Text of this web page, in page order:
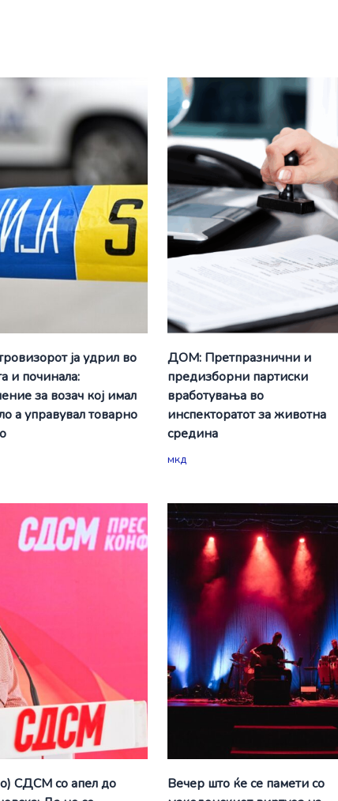
ја удрил во
и починала:
за возач кој имал
а управувал товарно
ДОМ: Претпразнични и
предизборни партиски
вработувања во
инспекторатот за животна
средина
мкд
СДСМ со апел до
Вечер што ќе се памети со